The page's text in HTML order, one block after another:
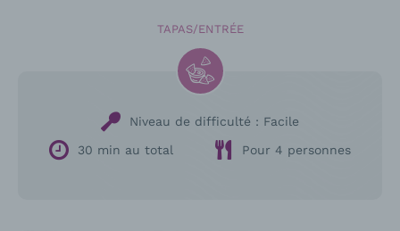
TAPAS/ENTRÉE
Niveau de difficulté : Facile
30 min au total
Pour 4 personnes